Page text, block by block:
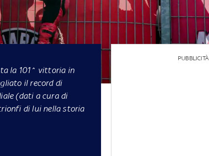
la 101^ vittoria in
il record di
(dati a cura di
di lui nella storia
PUBBLICITÀ